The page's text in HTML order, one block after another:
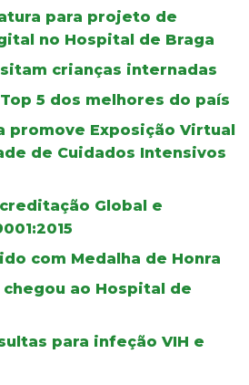
para projeto de
no Hospital de Braga
crianças internadas
5 dos melhores do país
promove Exposição Virtual
de Cuidados Intensivos
Global e
com Medalha de Honra
ao Hospital de
para infeção VIH e